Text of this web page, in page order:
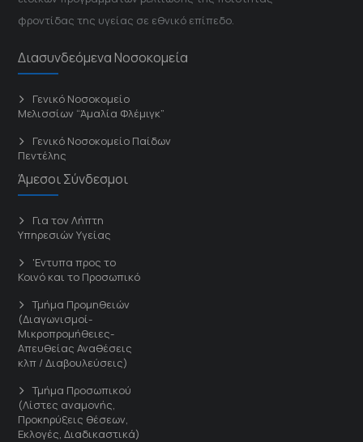
φροντίδας της υγείας σε εθνικό επίπεδο.
Διασυνδεόμενα Νοσοκομεία
Γενικό Νοσοκομείο
Μελισσίων “Άμαλία Φλέμιγκ”
Γενικό Νοσοκομείο Παίδων
Πεντέλης
Άμεσοι Σύνδεσμοι
Για τον Λήπτη
Υπηρεσιών Υγείας
'Εντυπα προς το
Κοινό και το Προσωπικό
Τμήμα Προμηθειών
(Διαγωνισμοί-
Μικροπρομήθειες-
Απευθείας Αναθέσεις
κλπ / Διαβουλεύσεις)
Τμήμα Προσωπικού
(Λίστες αναμονής,
Προκηρύξεις θέσεων,
Εκλογές, Διαδικαστικά)